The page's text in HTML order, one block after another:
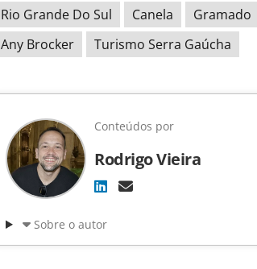
Rio Grande Do Sul Canela Gramado
Any Brocker
Turismo Serra Gaúcha
Conteúdos por
Rodrigo Vieira
Sobre o autor